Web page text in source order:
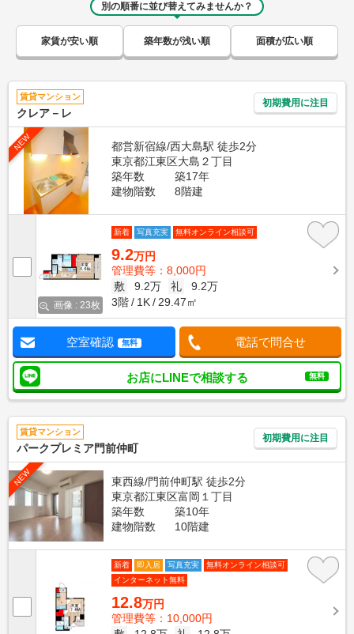
別の順番に並び替えてみませんか？
家賃が安い順 築年数が浅い順 面積が広い順
賃貸マンション
クレア－レ
初期費用に注目
NEW
都営新宿線/西大島駅 徒歩2分
東京都江東区大島２丁目
築年数
築17年
建物階数
8階建
画像 : 23枚
新着 写真充実 無料オンライン相談可
9.2万円
管理費等：8,000円
敷
9.2万 礼
9.2万
3階
1K 29.47㎡
空室確認 無料 電話で問合せ
お店にLINEで相談する 無料
賃貸マンション
パークプレミア門前仲町
初期費用に注目
NEW
東西線/門前仲町駅 徒歩2分
東京都江東区富岡１丁目
築年数
築10年
建物階数
10階建
新着 即入居 写真充実
無料オンライン相談可
インターネット無料
12.8万円
管理費等：10,000円